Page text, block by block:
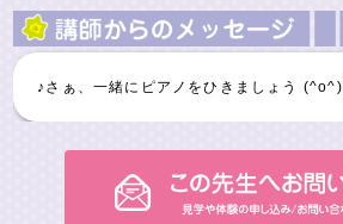
♪さぁ、一緒にピアノをひきましょう